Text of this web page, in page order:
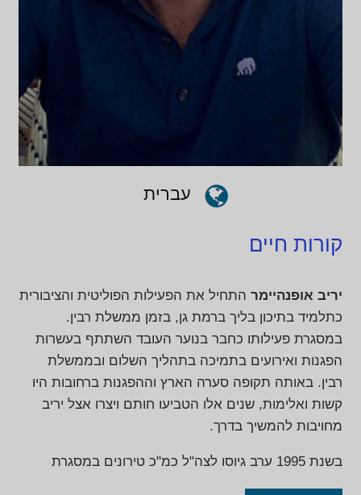
עברית
קורות חיים
יריב אופנהיימר התחיל את הפעילות הפוליטית והציבורית
כתלמיד בתיכון בליך ברמת גן, בזמן ממשלת רבין.
במסגרת פעילותו כחבר בנוער העובד השתתף בעשרות
הפגנות ואירועים בתמיכה בתהליך השלום ובממשלת
רבין. באותה תקופה סערה הארץ וההפגנות ברחובות היו
קשות ואלימות, שנים אלו הטביעו חותם ויצרו אצל יריב
מחויבות להמשיך בדרך.
בשנת 1995 ערב גיוסו לצה"ל כמ"כ טירונים במסגרת